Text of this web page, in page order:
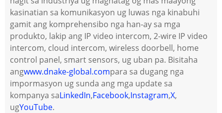
kasinatian sa komunikasyon ug luwas nga kinabuhi
gamit ang komprehensibo nga han-ay sa mga
produkto, lakip ang IP video intercom, 2-wire IP video
intercom, cloud intercom, wireless doorbell, home
control panel, smart sensors, ug uban pa. Bisitaha
angwww.dnake-global.compara sa dugang nga
impormasyon ug sunda ang mga update sa
kompanya saLinkedIn,Facebook,Instagram,X,
ugYouTube.